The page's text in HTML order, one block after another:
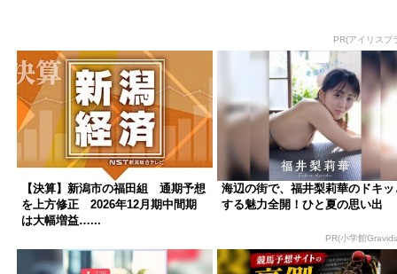
PR(アイリスプ
【決算】新潟市の福田組 通期予想
を上方修正 2026年12月期中間期
は大幅増益…...
海辺の街で、福井梨莉華のドキッ
する魅力全開！ひと夏の思い出
PR(小学館